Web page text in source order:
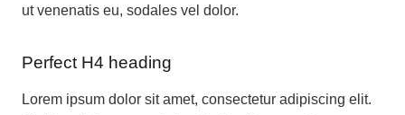
ut venenatis eu, sodales vel dolor.
Perfect H4 heading
Lorem ipsum dolor sit amet, consectetur adipiscing elit.